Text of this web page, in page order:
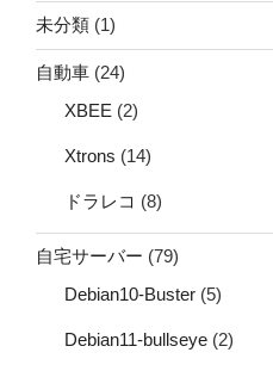
未分類 (1)
自動車 (24)
XBEE (2)
Xtrons (14)
ドラレコ (8)
自宅サーバー (79)
Debian10-Buster (5)
Debian11-bullseye (2)